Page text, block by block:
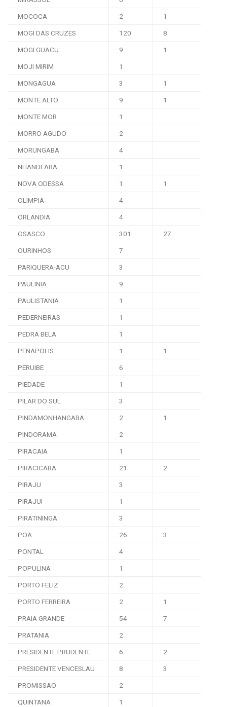
MOCOCA 2 1
MOGI DAS CRUZES 120 8
MOGI GUACU 9 1
MOJI MIRIM 1
MONGAGUA 3 1
MONTE ALTO 9 1
MONTE MOR 1
MORRO AGUDO 2
MORUNGABA 4
NHANDEARA 1
NOVA ODESSA 1 1
OLIMPIA 4
ORLANDIA 4
OSASCO 301 27
OURINHOS 7
PARIQUERA-ACU 3
PAULINIA 9
PAULISTANIA 1
PEDERNEIRAS 1
PEDRA BELA 1
PENAPOLIS 1 1
PERUIBE 6
PIEDADE 1
PILAR DO SUL 3
PINDAMONHANGABA 2 1
PINDORAMA 2
PIRACAIA 1
PIRACICABA 21 2
PIRAJU 3
PIRAJUI 1
PIRATININGA 3
POA 26 3
PONTAL 4
POPULINA 1
PORTO FELIZ 2
PORTO FERREIRA 2 1
PRAIA GRANDE 54 7
PRATANIA 2
PRESIDENTE PRUDENTE 6 2
PRESIDENTE VENCESLAU 8 3
PROMISSAO 2
QUINTANA 1